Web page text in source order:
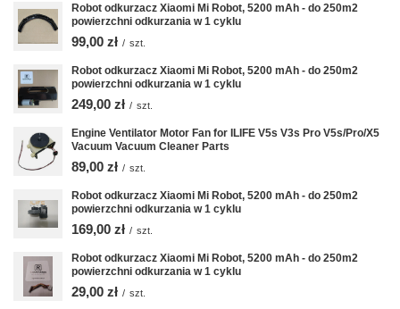
Robot odkurzacz Xiaomi Mi Robot, 5200 mAh - do 250m2
powierzchni odkurzania w 1 cyklu
99,00 zł / szt.
Robot odkurzacz Xiaomi Mi Robot, 5200 mAh - do 250m2
powierzchni odkurzania w 1 cyklu
249,00 zł / szt.
Engine Ventilator Motor Fan for ILIFE V5s V3s Pro V5s/Pro/X5
Vacuum Vacuum Cleaner Parts
89,00 zł / szt.
Robot odkurzacz Xiaomi Mi Robot, 5200 mAh - do 250m2
powierzchni odkurzania w 1 cyklu
169,00 zł / szt.
Robot odkurzacz Xiaomi Mi Robot, 5200 mAh - do 250m2
powierzchni odkurzania w 1 cyklu
29,00 zł / szt.